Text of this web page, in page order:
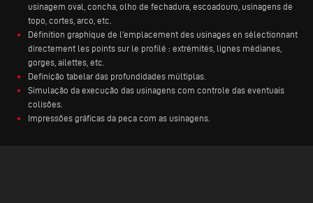
usinagem oval, concha, olho de fechadura, escoadouro, usinagens de
topo, cortes, arco, etc.
Définition graphique de l’emplacement des usinages en sélectionnant
directement les points sur le profilé : extrémités, lignes médianes,
gorges, ailettes, etc.
Definição tabelar das profundidades múltiplas.
Simulação da execução das usinagens com controle das eventuais
colisões.
Impressões gráficas da peça com as usinagens.